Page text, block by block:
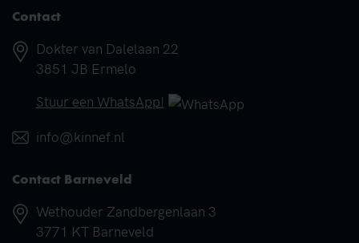
Contact
Adres
Dokter van Dalelaan 22
3851 JB Ermelo
Telefoonnummer
Stuur een WhatsApp!
E-mail
info@kinnef.nl
Contact Barneveld
Adres
Wethouder Zandbergenlaan 3
3771 KT Barneveld